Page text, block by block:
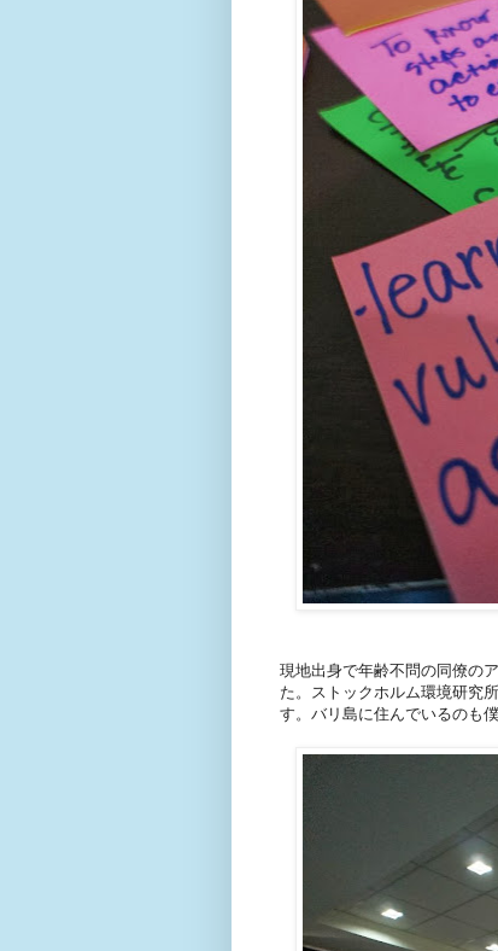
現地出身で年齢不問の同僚の
た。ストックホルム環境研究
す。バリ島に住んでいるのも僕